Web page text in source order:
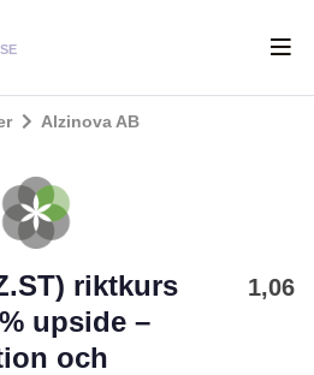
SE
Alzinova AB
riktkurs
upside –
och
1,06